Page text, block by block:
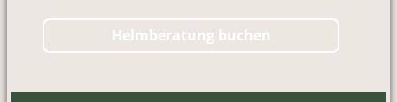
Helmberatung buchen